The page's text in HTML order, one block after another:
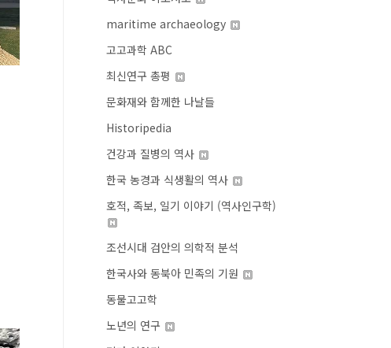
maritime archaeology
고고과학 ABC
최신연구 총평
문화재와 함께한 나날들
Historipedia
건강과 질병의 역사
한국 농경과 식생활의 역사
호적, 족보, 일기 이야기 (역사인구학)
조선시대 검안의 의학적 분석
한국사와 동북아 민족의 기원
동물고고학
노년의 연구